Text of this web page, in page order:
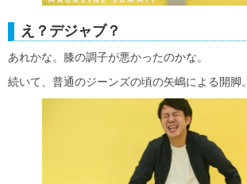
え？デジャブ？
あれかな。膝の調子が悪かったのかな。
続いて、普通のジーンズの頃の矢嶋による開脚。